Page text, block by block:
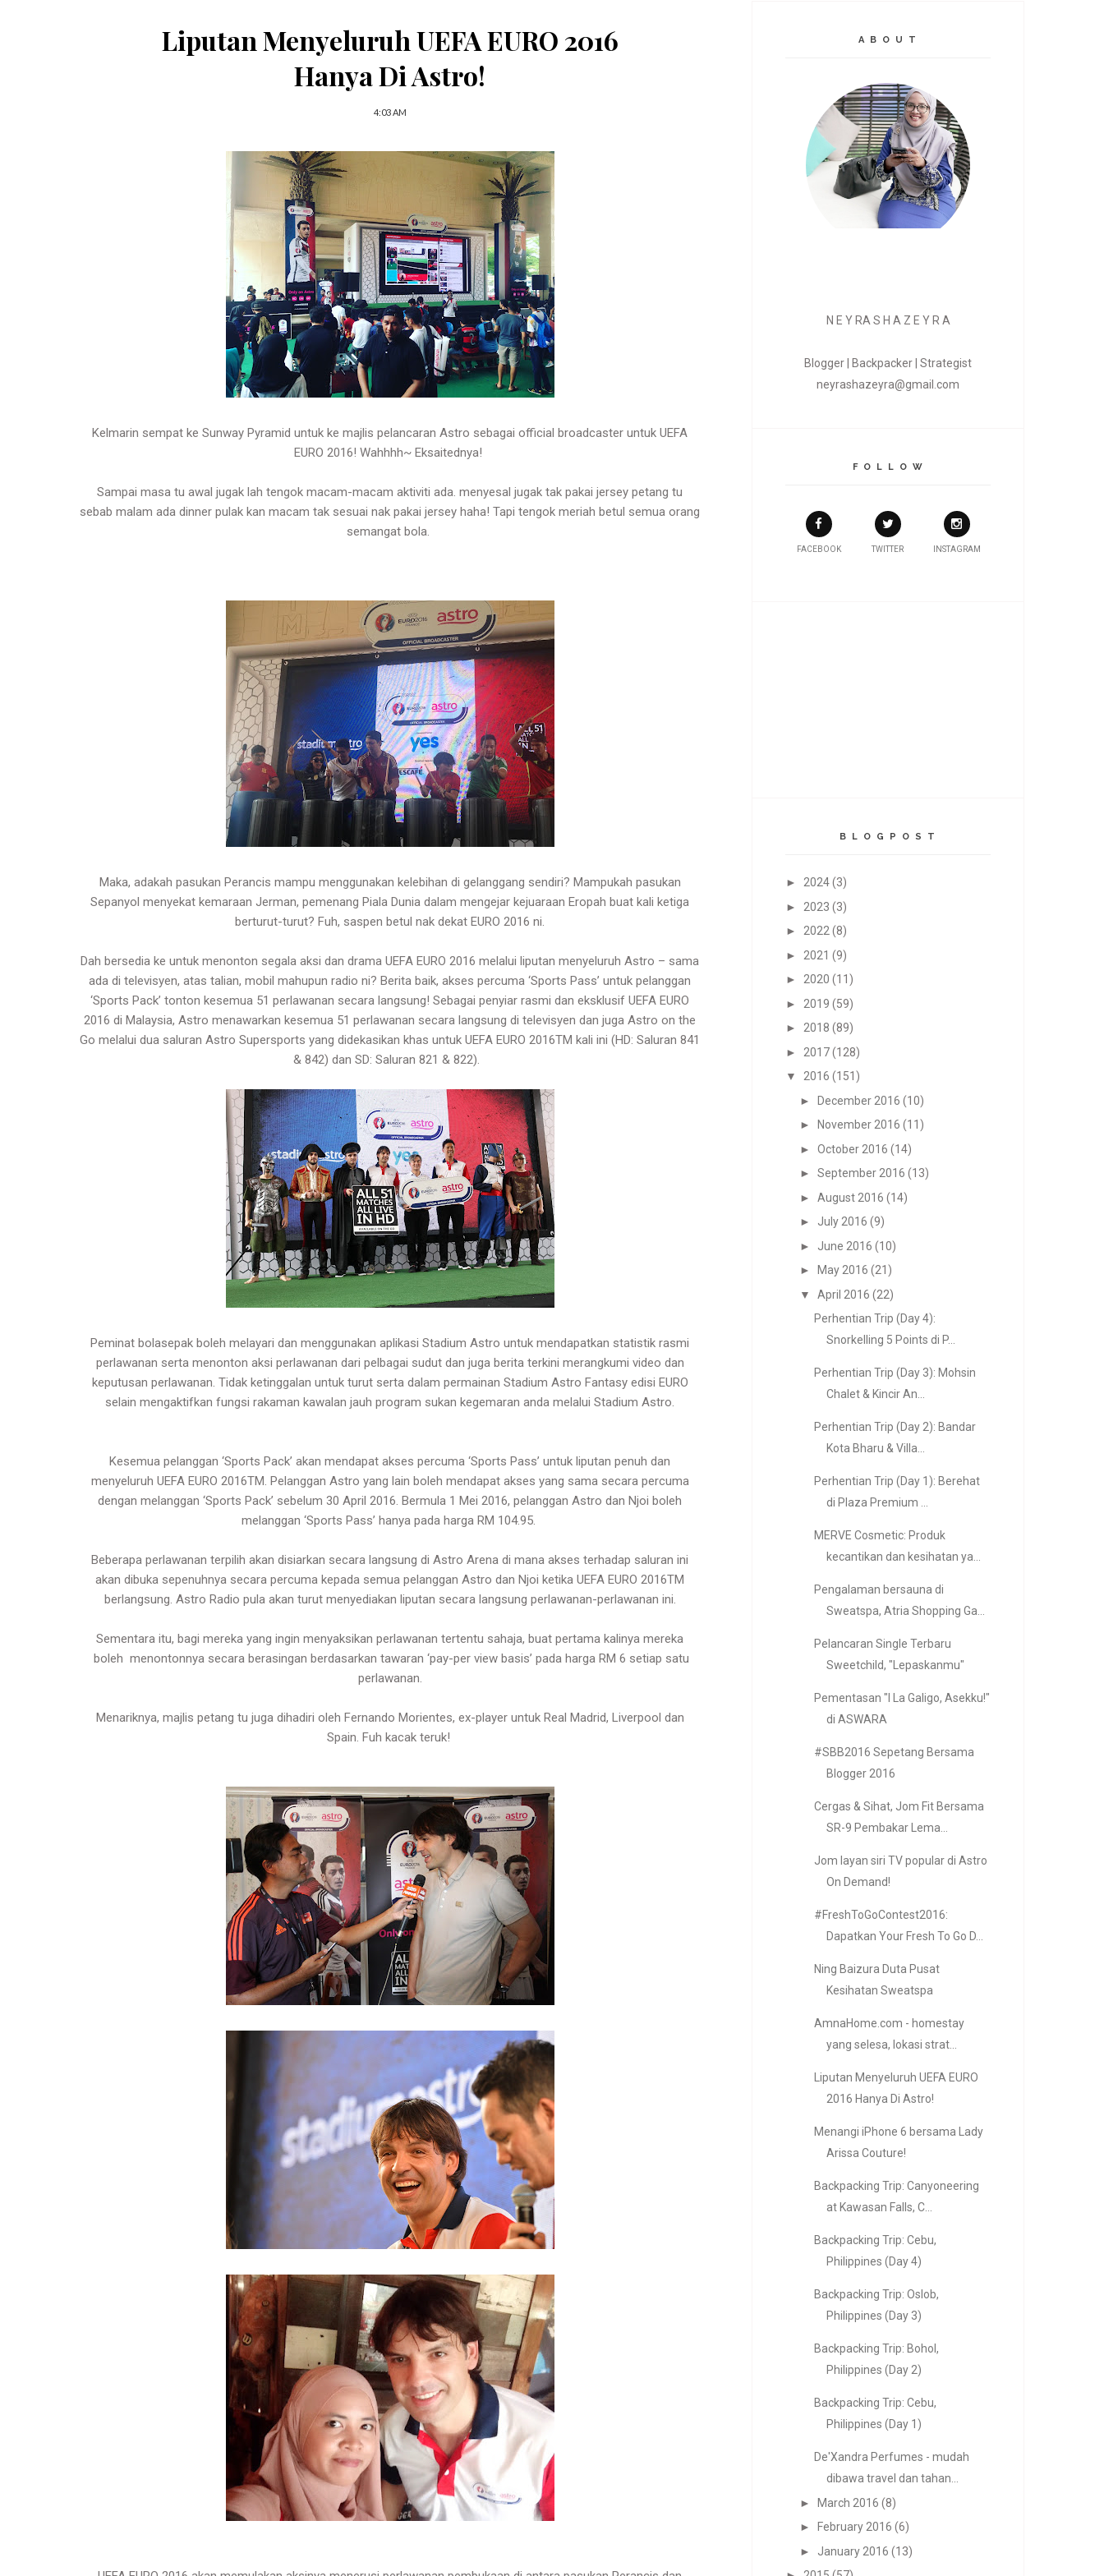
Liputan Menyeluruh UEFA EURO 2016
Hanya Di Astro!
4:03 AM
Kelmarin sempat ke Sunway Pyramid untuk ke majlis pelancaran Astro sebagai official broadcaster untuk UEFA
EURO 2016! Wahhhh~ Eksaitednya!
Sampai masa tu awal jugak lah tengok macam-macam aktiviti ada. menyesal jugak tak pakai jersey petang tu
sebab malam ada dinner pulak kan macam tak sesuai nak pakai jersey haha! Tapi tengok meriah betul semua orang
semangat bola.
Maka, adakah pasukan Perancis mampu menggunakan kelebihan di gelanggang sendiri? Mampukah pasukan
Sepanyol menyekat kemaraan Jerman, pemenang Piala Dunia dalam mengejar kejuaraan Eropah buat kali ketiga
berturut-turut? Fuh, saspen betul nak dekat EURO 2016 ni.
Dah bersedia ke untuk menonton segala aksi dan drama UEFA EURO 2016 melalui liputan menyeluruh Astro – sama
ada di televisyen, atas talian, mobil mahupun radio ni? Berita baik, akses percuma ‘Sports Pass’ untuk pelanggan
‘Sports Pack’ tonton kesemua 51 perlawanan secara langsung! Sebagai penyiar rasmi dan eksklusif UEFA EURO
2016 di Malaysia, Astro menawarkan kesemua 51 perlawanan secara langsung di televisyen dan juga Astro on the
Go melalui dua saluran Astro Supersports yang didekasikan khas untuk UEFA EURO 2016TM kali ini (HD: Saluran 841
& 842) dan SD: Saluran 821 & 822).
Peminat bolasepak boleh melayari dan menggunakan aplikasi Stadium Astro untuk mendapatkan statistik rasmi
perlawanan serta menonton aksi perlawanan dari pelbagai sudut dan juga berita terkini merangkumi video dan
keputusan perlawanan. Tidak ketinggalan untuk turut serta dalam permainan Stadium Astro Fantasy edisi EURO
selain mengaktifkan fungsi rakaman kawalan jauh program sukan kegemaran anda melalui Stadium Astro.
Kesemua pelanggan ‘Sports Pack’ akan mendapat akses percuma ‘Sports Pass’ untuk liputan penuh dan
menyeluruh UEFA EURO 2016TM. Pelanggan Astro yang lain boleh mendapat akses yang sama secara percuma
dengan melanggan ‘Sports Pack’ sebelum 30 April 2016. Bermula 1 Mei 2016, pelanggan Astro dan Njoi boleh
melanggan ‘Sports Pass’ hanya pada harga RM 104.95.
Beberapa perlawanan terpilih akan disiarkan secara langsung di Astro Arena di mana akses terhadap saluran ini
akan dibuka sepenuhnya secara percuma kepada semua pelanggan Astro dan Njoi ketika UEFA EURO 2016TM
berlangsung. Astro Radio pula akan turut menyediakan liputan secara langsung perlawanan-perlawanan ini.
Sementara itu, bagi mereka yang ingin menyaksikan perlawanan tertentu sahaja, buat pertama kalinya mereka
boleh menontonnya secara berasingan berdasarkan tawaran ‘pay-per view basis’ pada harga RM 6 setiap satu
perlawanan.
Menariknya, majlis petang tu juga dihadiri oleh Fernando Morientes, ex-player untuk Real Madrid, Liverpool dan
Spain. Fuh kacak teruk!
A B O U T
N E Y RA S H A Z E Y R A
Blogger | Backpacker | Strategist
neyrashazeyra@gmail.com
F O L L O W
FACEBOOK TWITTER INSTAGRAM
B L O G P O S T
► 2024(3)
► 2023 (3)
► 2022 (8)
► 2021 (9)
► 2020 (11)
► 2019 (59)
► 2018 (89)
► 2017(128)
▼
2016 (151)
► December 2016 (10)
►
November 2016 (11)
► October 2016 (14)
► September 2016 (13)
► August 2016 (14)
► July 2016 (9)
► June 2016 (10)
►
May 2016 (21)
▼
April 2016 (22)
Perhentian Trip (Day 4):
Snorkelling 5 Points di P...
Perhentian Trip (Day 3): Mohsin
Chalet & Kincir An...
Perhentian Trip (Day 2): Bandar
Kota Bharu & Villa...
Perhentian Trip (Day 1): Berehat
di Plaza Premium ...
MERVE Cosmetic: Produk
kecantikan dan kesihatan ya...
Pengalaman bersauna di
Sweatspa, Atria Shopping Ga...
Pelancaran Single Terbaru
Sweetchild, "Lepaskanmu"
Pementasan "I La Galigo, Asekku!"
di ASWARA
#SBB2016 Sepetang Bersama
Blogger 2016
Cergas & Sihat, Jom Fit Bersama
SR-9 Pembakar Lema...
Jom layan siri TV popular di Astro
On Demand!
#FreshToGoContest2016:
Dapatkan Your Fresh To Go D...
Ning Baizura Duta Pusat
Kesihatan Sweatspa
AmnaHome.com - homestay
yang selesa, lokasi strat...
Liputan Menyeluruh UEFA EURO
2016 Hanya Di Astro!
Menangi iPhone 6 bersama Lady
Arissa Couture!
Backpacking Trip: Canyoneering
at Kawasan Falls, C...
Backpacking Trip: Cebu,
Philippines (Day 4)
Backpacking Trip: Oslob,
Philippines (Day 3)
Backpacking Trip: Bohol,
Philippines (Day 2)
Backpacking Trip: Cebu,
Philippines (Day 1)
De'Xandra Perfumes - mudah
dibawa travel dan tahan...
► March 2016 (8)
►
February 2016 (6)
► January 2016 (13)